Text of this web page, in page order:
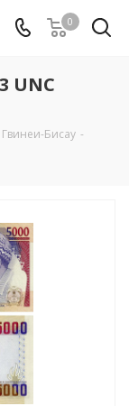
0
UNC
Бисау -